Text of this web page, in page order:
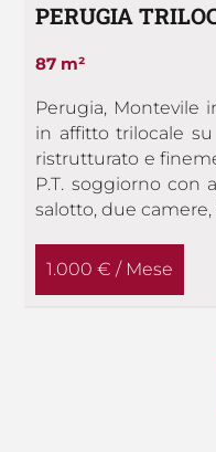
PERUGIA
87 m²
Perugia, Montevile
in affitto trilocale
ristrutturato e
P.T. soggiorno con
salotto, due
1.000 € / Mese